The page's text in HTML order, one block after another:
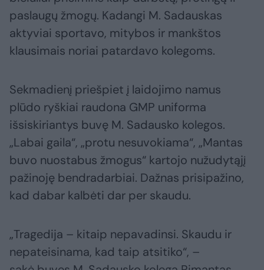
paslaugų žmogų. Kadangi M. Sadauskas
aktyviai sportavo, mitybos ir mankštos
klausimais noriai patardavo kolegoms.
Sekmadienį priešpiet į laidojimo namus
plūdo ryškiai raudona GMP uniforma
išsiskiriantys buvę M. Sadausko kolegos.
„Labai gaila“, „protu nesuvokiama“, „Mantas
buvo nuostabus žmogus“ kartojo nužudytąjį
pažinoję bendradarbiai. Dažnas prisipažino,
kad dabar kalbėti dar per skaudu.
„Tragedija – kitaip nepavadinsi. Skaudu ir
nepateisinama, kad taip atsitiko“, –